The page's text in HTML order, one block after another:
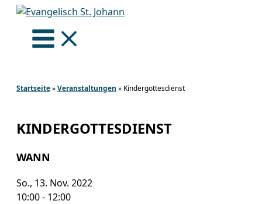
Zum
springen
Startseite»Veranstaltungen » Kindergottesdienst
KINDERGOTTESDIENST
WANN
So., 13. Nov. 2022
10:00 - 12:00